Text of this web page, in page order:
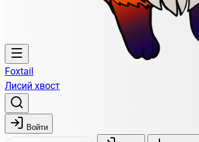
Foxtail
Лисий хвост
Войти